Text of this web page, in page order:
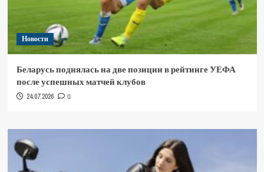
Новости
Беларусь поднялась на две позиции в рейтинге УЕФА
после успешных матчей клубов
24.07.2026 0